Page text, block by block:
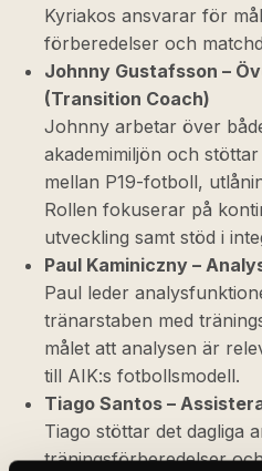
Kyriakos ansvarar för
förberedelser och
Johnny Gustafsson –
(Transition Coach)
Johnny arbetar över
akademimiljön och
mellan P19-fotboll,
Rollen fokuserar på
utveckling samt stöd i
Paul Kaminiczny –
Paul leder
tränarstaben med
målet att analysen är
till AIK:s fotbollsmodell.
Tiago Santos –
Tiago stöttar det dagliga
träningsförberedelser